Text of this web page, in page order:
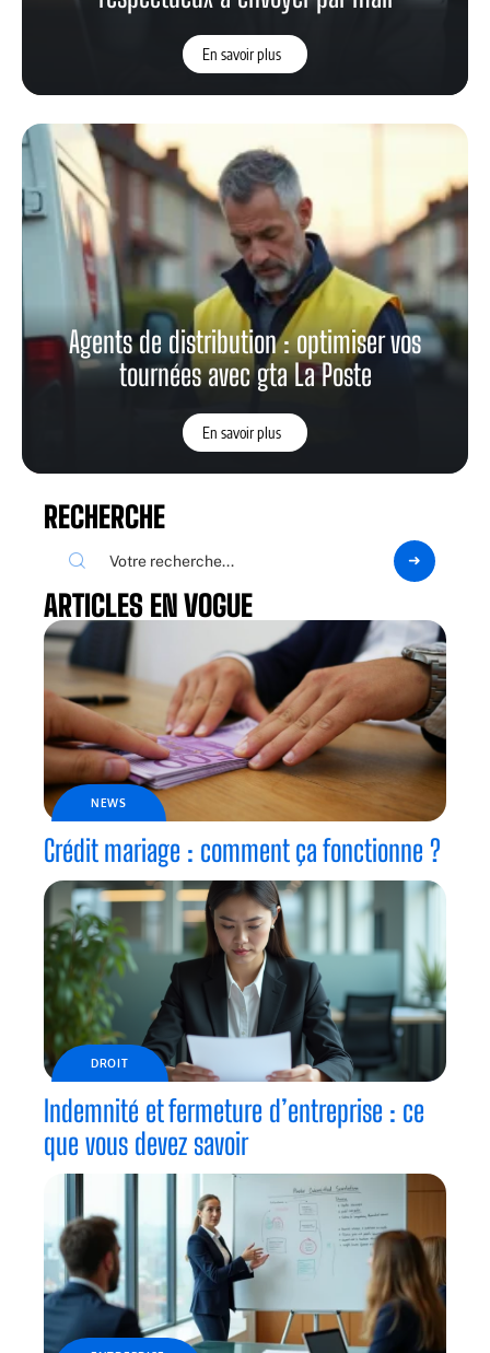
En savoir plus
Agents de distribution : optimiser vos
tournées avec gta La Poste
En savoir plus
RECHERCHE
ARTICLES EN VOGUE
NEWS
Crédit mariage : comment ça fonctionne ?
DROIT
Indemnité et fermeture d’entreprise : ce
que vous devez savoir